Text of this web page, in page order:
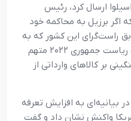
ارسال کرد، رئیس
اگر برزیل به محاکمه خود
راست‌گرای این کشور که به
تلاش برای ابطال نتایج انتخابات ریاست جمهوری ۲۰۲۲ متهم
بر کالاهای وارداتی از
بیانیه‌ای به افزایش تعرفه
واکنش نشان داد و گفت